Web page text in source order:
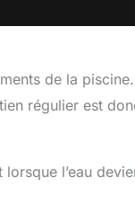
de la
régulier est
l’eau